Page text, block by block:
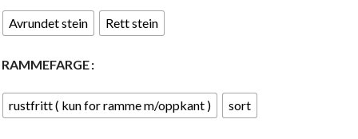
Avrundet stein Rett stein
RAMMEFARGE
rustfritt ( kun for ramme m/oppkant ) sort